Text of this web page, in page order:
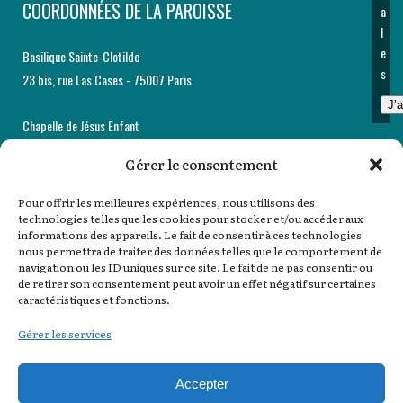
Gérer le consentement
Pour offrir les meilleures expériences, nous utilisons des
technologies telles que les cookies pour stocker et/ou accéder aux
informations des appareils. Le fait de consentir à ces technologies
nous permettra de traiter des données telles que le comportement de
navigation ou les ID uniques sur ce site. Le fait de ne pas consentir ou
de retirer son consentement peut avoir un effet négatif sur certaines
caractéristiques et fonctions.
Gérer les services
Accepter
a
l
e
s
COORDONNÉES DE LA PAROISSE
Basilique Sainte-Clotilde
23 bis, rue Las Cases - 75007 Paris
Chapelle de Jésus Enfant
Accueil et secrétariat paroissiaux
12, rue Martignac - 75007 Paris
Tél : 01 44 18 62 60
Email :paroisse@sainte-clotilde.com
SPEP :spep@sainte-clotilde.com